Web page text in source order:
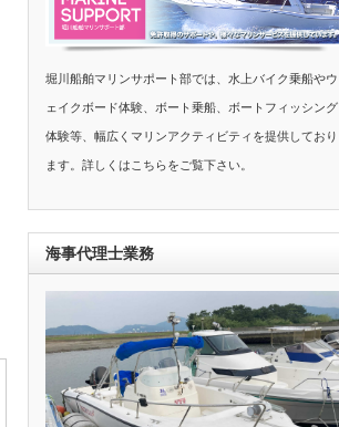
堀川船舶マリンサポート部では、水上バイク乗船やウ
ェイクボード体験、ボート乗船、ボートフィッシング
体験等、幅広くマリンアクティビティを提供しており
ます。詳しくはこちらをご覧下さい。
海事代理士業務